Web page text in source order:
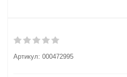
Артикул: 000472995